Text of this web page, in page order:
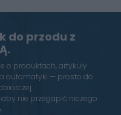
do przodu z
o produktach, artykuły
automatyki — prosto do
nie przegapić niczego